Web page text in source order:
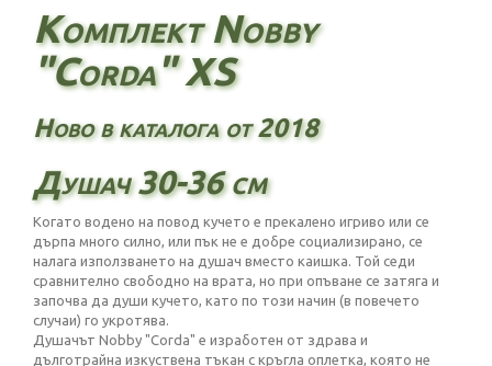
Комплект Nobby
"Corda" XS
Ново в каталога от 2018
Душач 30-36 см
Когато водено на повод кучето е прекалено игриво или се
дърпа много силно, или пък не е добре социализирано, се
налага използването на душач вместо каишка. Той седи
сравнително свободно на врата, но при опъване се затяга и
започва да души кучето, като по този начин (в повечето
случаи) го укротява.
Душачът Nobby "Corda" е изработен от здрава и
дълготрайна изкуствена тъкан с кръгла оплетка, която не